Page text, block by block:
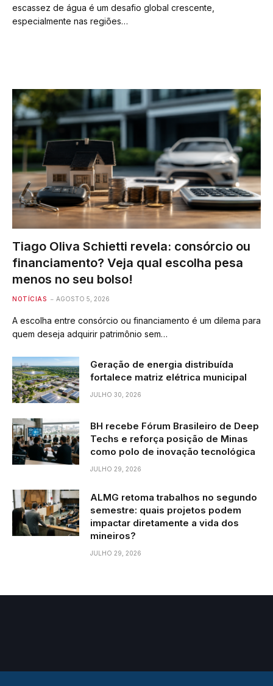
escassez de água é um desafio global crescente,
especialmente nas regiões…
Tiago Oliva Schietti revela: consórcio ou
financiamento? Veja qual escolha pesa
menos no seu bolso!
NOTÍCIAS AGOSTO 5, 2026
A escolha entre consórcio ou financiamento é um dilema para
quem deseja adquirir patrimônio sem…
Geração de energia distribuída
fortalece matriz elétrica municipal
JULHO 30, 2026
BH recebe Fórum Brasileiro de Deep
Techs e reforça posição de Minas
como polo de inovação tecnológica
JULHO 29, 2026
ALMG retoma trabalhos no segundo
semestre: quais projetos podem
impactar diretamente a vida dos
mineiros?
JULHO 29, 2026